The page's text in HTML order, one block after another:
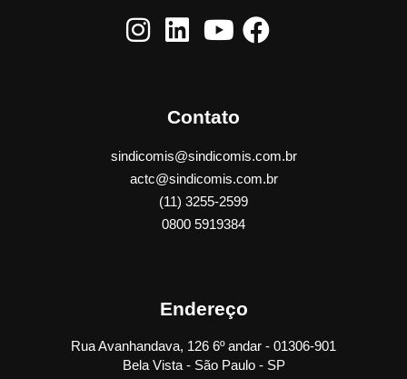
Contato
sindicomis@sindicomis.com.br
actc@sindicomis.com.br
(11) 3255-2599
0800 5919384
Endereço
Rua Avanhandava, 126 6º andar - 01306-901
Bela Vista - São Paulo - SP